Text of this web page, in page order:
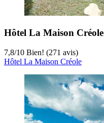
Hôtel La Maison Créole
7,8/10 Bien! (271 avis)
Hôtel La Maison Créole